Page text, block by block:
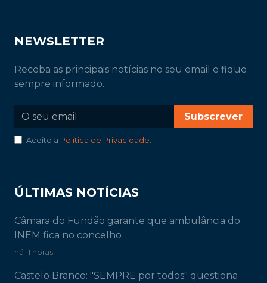
NEWSLETTER
Receba as principais notícias no seu email e fique
sempre informado.
Subscrever
Aceito a Política de Privacidade
ÚLTIMAS NOTÍCIAS
Câmara do Fundão garante que ambulância do
INEM fica no concelho
há 11 horas
Castelo Branco: "SEMPRE por todos" questiona